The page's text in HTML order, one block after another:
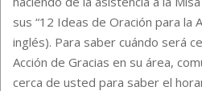
sus “12 Ideas de Oración para la
inglés). Para saber cuándo será
Acción de Gracias en su área,
cerca de usted para saber el